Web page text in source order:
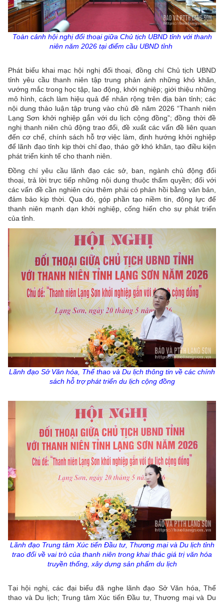
Toàn cảnh hội nghị đối thoại giữa Chủ tịch UBND tỉnh với thanh
niên năm 2026 tại điểm cầu UBND tỉnh
Phát biểu khai mạc hội nghị đối thoại, đồng chí Chủ tịch UBND
tỉnh yêu cầu thanh niên tập trung phản ánh những khó khăn,
vướng mắc trong học tập, lao động, khởi nghiệp; giới thiệu những
mô hình, cách làm hiệu quả để nhân rộng trên địa bàn tỉnh; các
nội dung thảo luận tập trung vào chủ đề năm 2026 “Thanh niên
Lạng Sơn khởi nghiệp gắn với du lịch cộng đồng”; đồng thời đề
nghị thanh niên chủ động trao đổi, đề xuất các vấn đề liên quan
đến cơ chế, chính sách hỗ trợ việc làm, định hướng khởi nghiệp
để lãnh đạo tỉnh kịp thời chỉ đạo, tháo gỡ khó khăn, tạo điều kiện
phát triển kinh tế cho thanh niên.
Đồng chí yêu cầu lãnh đạo các sở, ban, ngành chủ động đối
thoại, trả lời trực tiếp những nội dung thuộc thẩm quyền; đối với
các vấn đề cần nghiên cứu thêm phải có phản hồi bằng văn bản,
đảm bảo kịp thời. Qua đó, góp phần tạo niềm tin, động lực để
thanh niên mạnh dạn khởi nghiệp, cống hiến cho sự phát triển
của tỉnh.
Lãnh đạo Sở Văn hóa, Thể thao và Du lịch thông tin về các chính
sách hỗ trợ phát triển du lịch cộng đồng
Lãnh đạo Trung tâm Xúc tiến Đầu tư, Thương mại và Du lịch tỉnh
trao đổi về vai trò của thanh niên trong khai thác giá trị văn hóa
truyền thống, xây dựng sản phẩm du lịch
Tại hội nghị, các đại biểu đã nghe lãnh đạo Sở Văn hóa, Thể
thao và Du lịch; Trung tâm Xúc tiến Đầu tư, Thương mại và Du